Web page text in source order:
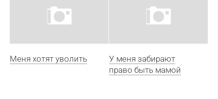
Меня хотят уволить
У меня забирают
право быть мамой